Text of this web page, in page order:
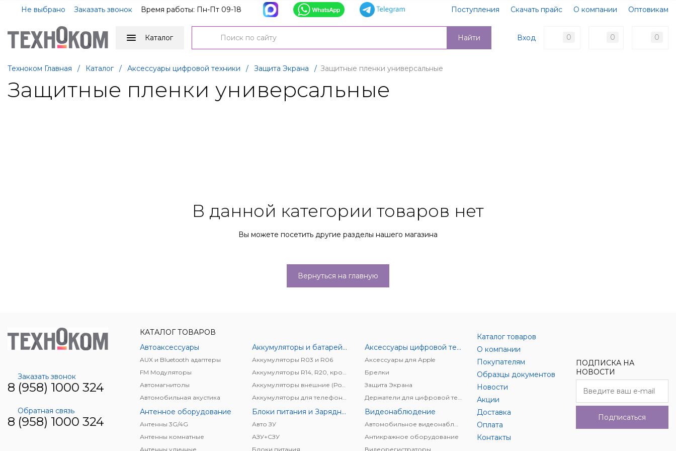
Не выбрано Заказать звонок Время работы: Пн-Пт 09-18 Поступления Скачать прайс О компании
Оптовикам
Доставка
Контакты
Каталог Вход 0 0 0
Найти
Техноком Главная / Каталог / Аксессуары цифровой техники / Защита Экрана / Защитные пленки универсальные
Защитные пленки универсальные
В данной категории товаров нет
Вы можете посетить другие разделы нашего магазина
Вернуться на главную
Заказать звонок
8 (958) 1000 324
Обратная связь
8 (958) 1000 324
КАТАЛОГ ТОВАРОВ
Автоаксессуары
AUX и Bluetooth адаптеры
FM Модуляторы
Автомагнитолы
Автомобильная акустика
Аккумуляторы и батарейки
Аккумуляторы R03 и R06
Аксессуары цифровой техники
Аксессуары для Apple
Брелки
Защита Экрана
Антенное оборудование
Антенны 3G/4G
Антенны комнатные
Антенны уличные
Блоки питания и Зарядные устройства
Авто ЗУ
АЗУ+CЗУ
Блоки питания
Видеонаблюдение
Антикражное оборудование
Видеорегистраторы
Каталог товаров
О компании
Покупателям
Образцы документов
Новости
Акции
Доставка
Оплата
Контакты
ПОДПИСКА НА
НОВОСТИ
Подписаться